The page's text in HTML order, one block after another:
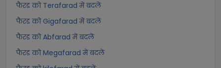
फैरड को Terafarad में बदलें
फैरड को Gigafarad में बदलें
फैरड को Abfarad में बदलें
फैरड को Megafarad में बदलें